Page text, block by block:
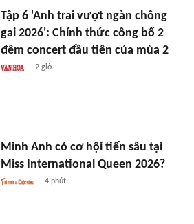
Tập 6 'Anh trai vượt ngàn chông
gai 2026': Chính thức công bố 2
đêm concert đầu tiên của mùa 2
2 giờ
Minh Anh có cơ hội tiến sâu tại
Miss International Queen 2026?
4 phút